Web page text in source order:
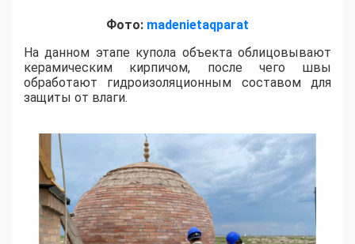
Фото: madenietaqparat
На данном этапе купола объекта облицовывают
керамическим кирпичом, после чего швы
обработают гидроизоляционным составом для
защиты от влаги.